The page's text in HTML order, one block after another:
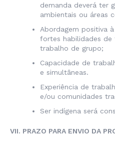
demanda deverá ter
ambientais ou áreas
Abordagem positiva
fortes habilidades
trabalho de grupo;
Capacidade de
e simultâneas.
Experiência de
e/ou comunidades
Ser indígena será
VII. PRAZO PARA ENVIO DA